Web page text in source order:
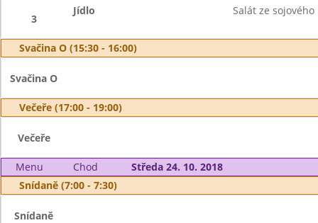
3
Jídlo Salát ze sojového
Svačina O (15:30 - 16:00)
Svačina O
Večeře (17:00 - 19:00)
Večeře
Menu Chod
Středa 24. 10. 2018
Snídaně (7:00 - 7:30)
Snídaně